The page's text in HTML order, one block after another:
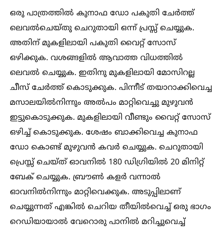
ഒരു പാത്രത്തില്‍ കുനാഫ ഡോ പകുതി ചേർത്ത്
ലെവല്‍ചെയ്തു ചെറുതായി ഒന്ന് പ്രസ്സ് ചെയ്യുക.
അതിന് മുകളിലായി പകുതി വൈറ്റ് സോസ്
ഒഴിക്കുക. വശങ്ങളില്‍ ആവാത്ത വിധത്തില്‍
ലെവല്‍ ചെയ്യുക. ഇതിനു മുകളിലായി മോസിറല്ല
ചീസ് ചേർത്ത് കൊടുക്കുക. പിന്നീട് തയാറാക്കിവെച്ച
മസാലയില്‍നിന്നും അല്‍പം മാറ്റിവെച്ചു മുഴുവൻ
ഇട്ടുകൊടുക്കുക. മുകളിലായി വീണ്ടും വൈറ്റ് സോസ്
ഒഴിച്ച്‌ കൊടുക്കുക. ശേഷം ബാക്കിവെച്ച കുനാഫ
ഡോ കൊണ്ട് മുഴുവൻ കവർ ചെയ്യുക. ചെറുതായി
പ്രെസ്സ് ചെയ്ത് ഓവനില്‍ 180 ഡിഗ്രിയില്‍ 20 മിനിറ്റ്
ബേക് ചെയ്യുക. ബ്രൗണ്‍ കളർ വന്നാല്‍
ഓവനില്‍നിന്നും മാറ്റിവെക്കുക. അടുപ്പിലാണ്
ചെയ്യുന്നത് എങ്കില്‍ ചെറിയ തീയില്‍വെച്ച്‌ ഒരു ഭാഗം
റെഡിയായാല്‍ വേറൊരു പാനില്‍ മറിച്ചുവെച്ച്‌